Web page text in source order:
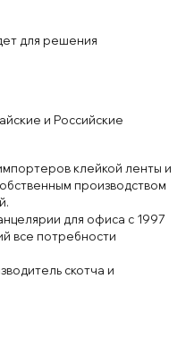
для решения
и Российские
клейкой ленты и
производством
для офиса с 1997
все потребности
скотча и